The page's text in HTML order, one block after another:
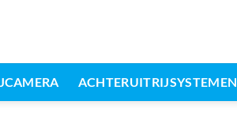
ACHTERUITRIJSYSTEMEN